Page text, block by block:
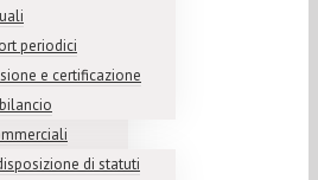
periodici
e certificazione
di statuti